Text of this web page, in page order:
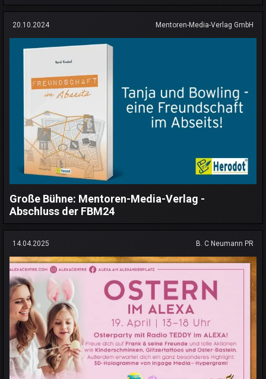
20.10.2024 Mentoren-Media-Verlag GmbH
Große Bühne: Mentoren-Media-Verlag -
Abschluss der FBM24
14.04.2025 B. C Neumann PR